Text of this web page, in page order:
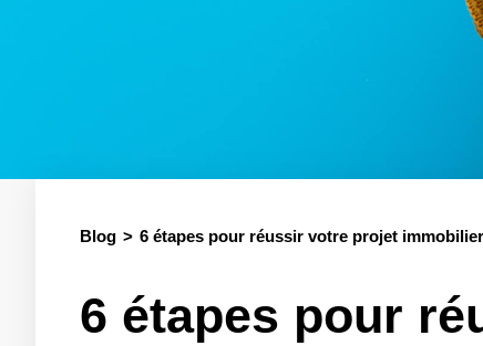
Blog 6 étapes pour réussir votre projet immobilier
6 étapes pour